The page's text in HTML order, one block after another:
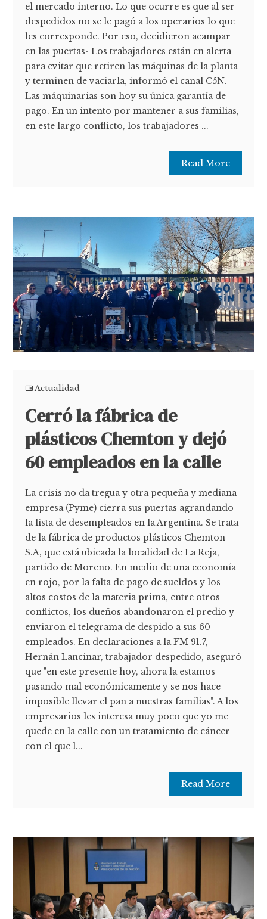
el mercado interno. Lo que ocurre es que al ser
despedidos no se le pagó a los operarios lo que
les corresponde. Por eso, decidieron acampar
en las puertas- Los trabajadores están en alerta
para evitar que retiren las máquinas de la planta
y terminen de vaciarla, informó el canal C5N.
Las máquinarias son hoy su única garantía de
pago. En un intento por mantener a sus familias,
en este largo conflicto, los trabajadores ...
Read More
Actualidad
Cerró la fábrica de
plásticos Chemton y dejó
60 empleados en la calle
La crisis no da tregua y otra pequeña y mediana
empresa (Pyme) cierra sus puertas agrandando
la lista de desempleados en la Argentina. Se trata
de la fábrica de productos plásticos Chemton
S.A, que está ubicada la localidad de La Reja,
partido de Moreno. En medio de una economía
en rojo, por la falta de pago de sueldos y los
altos costos de la materia prima, entre otros
conflictos, los dueños abandonaron el predio y
enviaron el telegrama de despido a sus 60
empleados. En declaraciones a la FM 91.7,
Hernán Lancinar, trabajador despedido, aseguró
que "en este presente hoy, ahora la estamos
pasando mal económicamente y se nos hace
imposible llevar el pan a nuestras familias". A los
empresarios les interesa muy poco que yo me
quede en la calle con un tratamiento de cáncer
con el que l...
Read More